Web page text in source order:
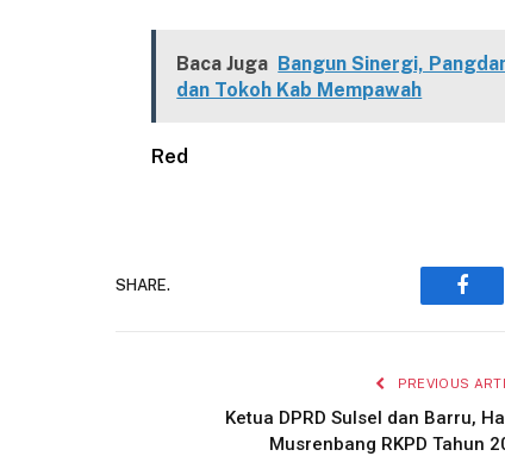
Baca Juga Bangun Sinergi,
dan Tokoh Kab Mempawah
Red
SHARE.
PREVIOUS
Ketua DPRD Sulsel dan Barru,
Musrenbang RKPD Tahun